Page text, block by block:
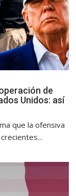
de
Unidos: así
que la ofensiva